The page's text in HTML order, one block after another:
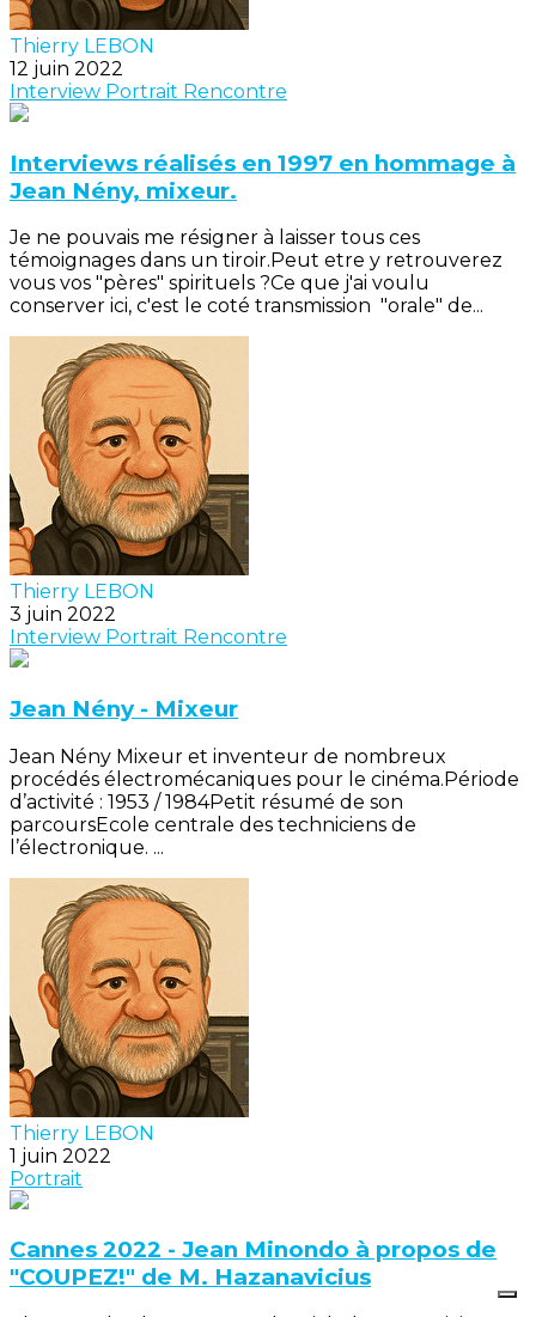
Thierry LEBON
12 juin 2022
Interview Portrait Rencontre
Interviews réalisés en 1997 en hommage à
Jean Nény, mixeur.
Je ne pouvais me résigner à laisser tous ces
témoignages dans un tiroir.Peut etre y retrouverez
vous vos "pères" spirituels ?Ce que j'ai voulu
conserver ici, c'est le coté transmission "orale" de...
Thierry LEBON
3 juin 2022
Interview Portrait Rencontre
Jean Nény - Mixeur
Jean Nény Mixeur et inventeur de nombreux
procédés électromécaniques pour le cinéma.Période
d’activité : 1953 / 1984Petit résumé de son
parcoursEcole centrale des techniciens de
l’électronique. ...
Thierry LEBON
1 juin 2022
Portrait
Cannes 2022 - Jean Minondo à propos de
"COUPEZ!" de M. Hazanavicius